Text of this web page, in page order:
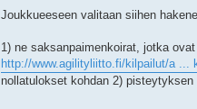
Joukkueeseen valitaan siihen
1) ne saksanpaimenkoirat, jotka
http://www.agilityliitto.fi/kilpailut/a ...
nollatulokset kohdan 2) pisteytyksen